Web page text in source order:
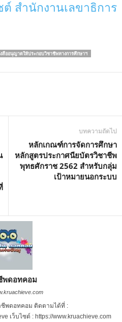
ต์ สำนักงานเลขาธิการ
สืออนุญาตให้ประกอบวิชาชีพทางการศึกษาฯ
บทความถัดไป
หลักเกณฑ์การจัดการศึกษา
หลักสูตรประกาศนียบัตรวิชาชีพ
พุทธศักราช 2562 สำหรับกลุ่ม
เป้าหมายนอกระบบ
พดอทคอม
ชีพดอทคอม ติดตามได้ที่ :
เว็บไซต์ : https://www.kruachieve.com